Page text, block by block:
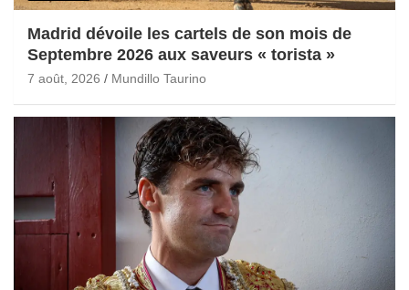
Madrid dévoile les cartels de son mois de
Septembre 2026 aux saveurs « torista »
7 août, 2026 Mundillo Taurino